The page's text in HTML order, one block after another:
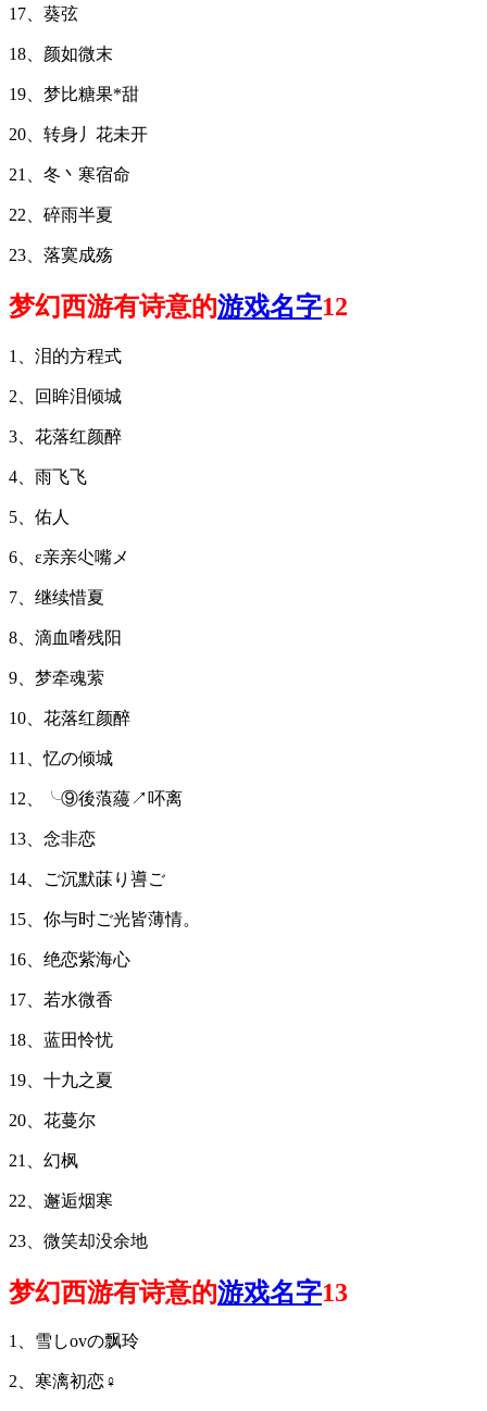
17、葵弦
18、颜如微末
19、梦比糖果*甜
20、转身丿花未开
21、冬丶寒宿命
22、碎雨半夏
23、落寞成殇
梦幻西游有诗意的游戏名字12
1、泪的方程式
2、回眸泪倾城
3、花落红颜醉
4、雨飞飞
5、佑人
6、ε亲亲尐嘴メ
7、继续惜夏
8、滴血嗜残阳
9、梦牵魂萦
10、花落红颜醉
11、忆の倾城
12、╰⑨後蒗蘰↗吥离
13、念非恋
14、ご沉默菋り噵ご
15、你与时ご光皆薄情。
16、绝恋紫海心
17、若水微香
18、蓝田怜忧
19、十九之夏
20、花蔓尔
21、幻枫
22、邂逅烟寒
23、微笑却没余地
梦幻西游有诗意的游戏名字13
1、雪しovの飘玲
2、寒漓初恋♀